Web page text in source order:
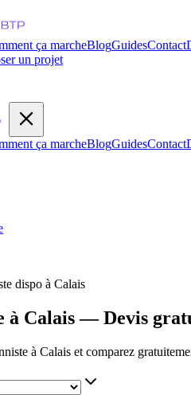
ça marcheBlogGuidesContact
un projet
ça marcheBlogGuidesContact
dispo à Calais
à Calais — Devis
à Calais et comparez